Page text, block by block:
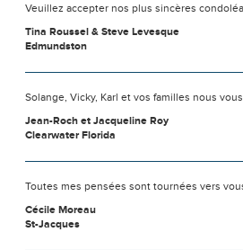
Veuillez accepter nos plus sincères
Tina Roussel & Steve Levesque
Edmundston
Solange, Vicky, Karl et vos familles nous
Jean-Roch et Jacqueline Roy
Clearwater Florida
Toutes mes pensées sont tournées vers
Cécile Moreau
St-Jacques